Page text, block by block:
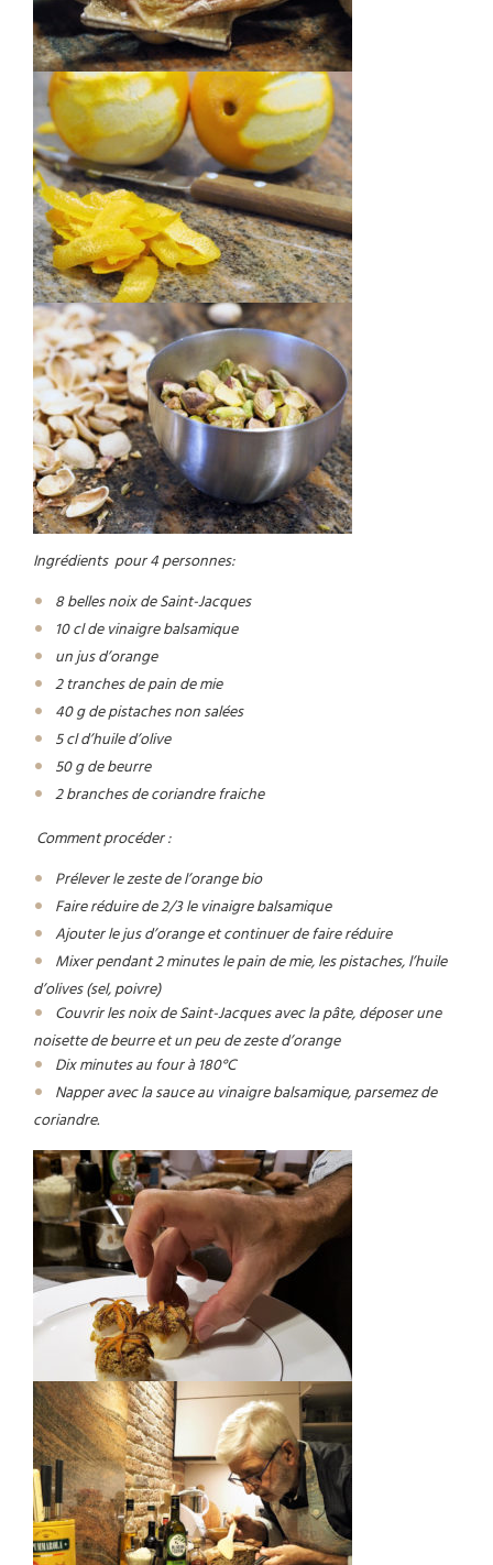
Ingrédients pour 4 personnes:
8 belles noix de Saint-Jacques
10 cl de vinaigre balsamique
un jus d’orange
2 tranches de pain de mie
40 g de pistaches non salées
5 cl d’huile d’olive
50 g de beurre
2 branches de coriandre fraiche
Comment procéder :
Prélever le zeste de l’orange bio
Faire réduire de 2/3 le vinaigre balsamique
Ajouter le jus d’orange et continuer de faire réduire
Mixer pendant 2 minutes le pain de mie, les pistaches, l’huile
d’olives (sel, poivre)
Couvrir les noix de Saint-Jacques avec la pâte, déposer une
noisette de beurre et un peu de zeste d’orange
Dix minutes au four à 180°C
Napper avec la sauce au vinaigre balsamique, parsemez de
coriandre.